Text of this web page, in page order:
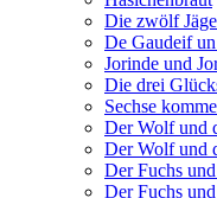
Die zwölf
De Gaudeif
Jorinde und
Die drei
Sechse
Der Wolf und
Der Wolf und
Der Fuchs
Der Fuchs